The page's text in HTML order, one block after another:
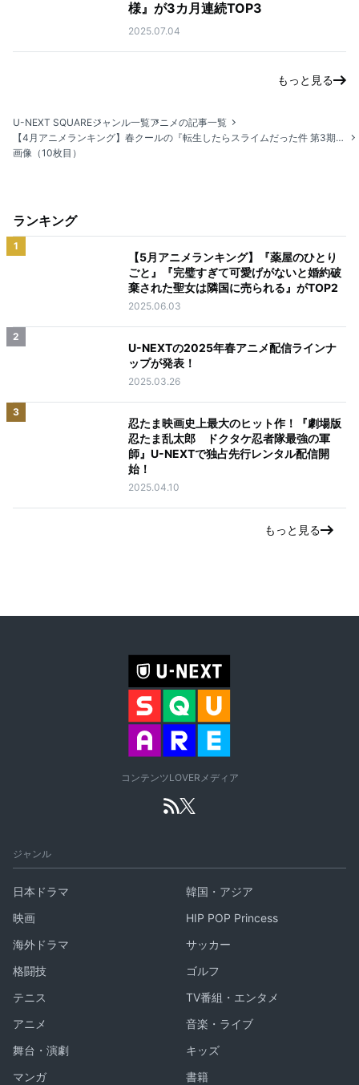
様』が3カ月連続TOP3
2025.07.04
もっと見る
U-NEXT SQUAREジャンル一覧アニメの記事一覧
【4月アニメランキング】春クールの『転生したらスライムだった件 第3期』が1位！
画像（10枚目）
ランキング
1
【5月アニメランキング】『薬屋のひとり
ごと』『完璧すぎて可愛げがないと婚約破
棄された聖女は隣国に売られる』がTOP2
2025.06.03
2
U-NEXTの2025年春アニメ配信ラインナ
ップが発表！
2025.03.26
3
忍たま映画史上最大のヒット作！『劇場版
忍たま乱太郎 ドクタケ忍者隊最強の軍
師』U-NEXTで独占先行レンタル配信開
始！
2025.04.10
もっと見る
コンテンツLOVERメディア
ジャンル
日本ドラマ
韓国・アジア
映画
HIP POP Princess
海外ドラマ
サッカー
格闘技
ゴルフ
テニス
TV番組・エンタメ
アニメ
音楽・ライブ
舞台・演劇
キッズ
マンガ
書籍